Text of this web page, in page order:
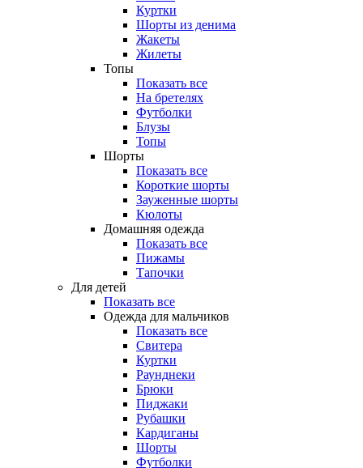
Куртки
Шорты из денима
Жакеты
Жилеты
Топы
Показать все
На бретелях
Футболки
Блузы
Топы
Шорты
Показать все
Короткие шорты
Зауженные шорты
Кюлоты
Домашняя одежда
Показать все
Пижамы
Тапочки
Для детей
Показать все
Одежда для мальчиков
Показать все
Свитера
Куртки
Раунднеки
Брюки
Пиджаки
Рубашки
Кардиганы
Шорты
Футболки